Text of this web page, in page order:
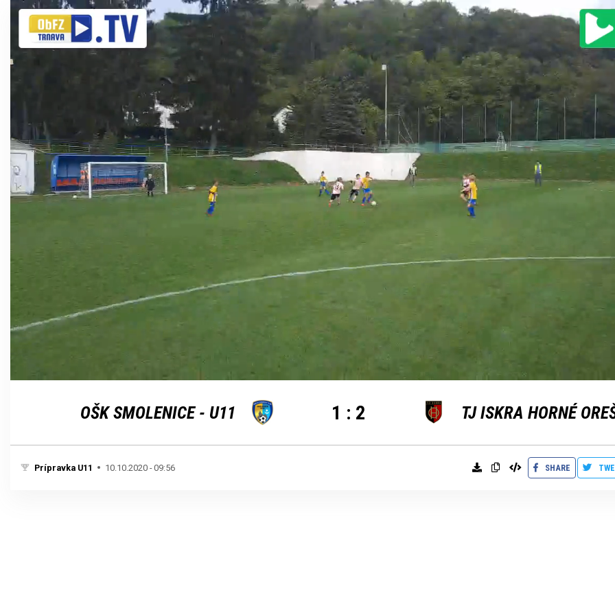
100.00%
OŠK SMOLENICE - U11 1 : 2
Prípravka U11 10.10.2020 - 09:56 SHARE